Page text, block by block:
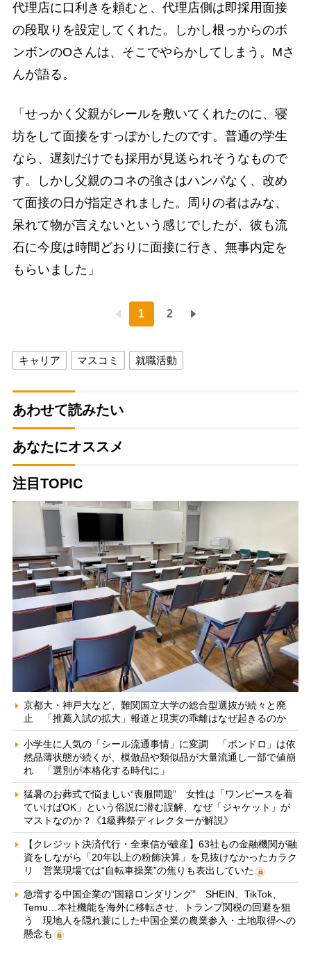
代理店に口利きを頼むと、代理店側は即採用面接
の段取りを設定してくれた。しかし根っからのボ
ンボンのOさんは、そこでやらかしてしまう。Mさ
んが語る。
「せっかく父親がレールを敷いてくれたのに、寝
坊をして面接をすっぽかしたのです。普通の学生
なら、遅刻だけでも採用が見送られそうなもので
す。しかし父親のコネの強さはハンパなく、改め
て面接の日が指定されました。周りの者はみな、
呆れて物が言えないという感じでしたが、彼も流
石に今度は時間どおりに面接に行き、無事内定を
もらいました」
1 2
キャリア マスコミ 就職活動
あわせて読みたい
あなたにオススメ
注目TOPIC
京都大・神戸大など、難関国立大学の総合型選抜が続々と廃
止 「推薦入試の拡大」報道と現実の乖離はなぜ起きるのか
小学生に人気の「シール流通事情」に変調 「ボンドロ」は依
然品薄状態が続くが、模倣品や類似品が大量流通し一部で値崩
れ 「選別が本格化する時代に」
猛暑のお葬式で悩ましい“喪服問題” 女性は「ワンピースを着
ていけばOK」という俗説に潜む誤解、なぜ「ジャケット」が
マストなのか？《1級葬祭ディレクターが解説》
【クレジット決済代行・全東信が破産】63社もの金融機関が融
資をしながら「20年以上の粉飾決算」を見抜けなかったカラク
リ 営業現場では“自転車操業”の焦りも表出していた
急増する中国企業の“国籍ロンダリング” SHEIN、TikTok、
Temu…本社機能を海外に移転させ、トランプ関税の回避を狙
う 現地人を隠れ蓑にした中国企業の農業参入・土地取得への
懸念も